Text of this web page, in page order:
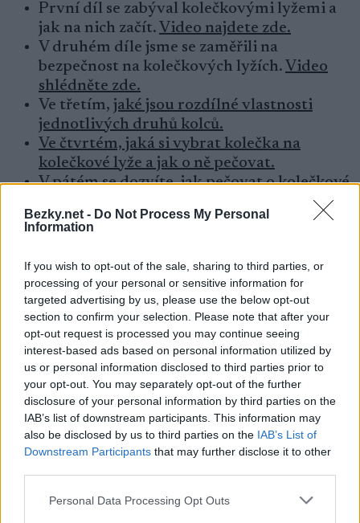
Bezky.net - Do Not Process My Personal
Information
If you wish to opt-out of the sale, sharing to third parties, or
processing of your personal or sensitive information for
targeted advertising by us, please use the below opt-out
section to confirm your selection. Please note that after your
opt-out request is processed you may continue seeing
interest-based ads based on personal information utilized by
us or personal information disclosed to third parties prior to
your opt-out. You may separately opt-out of the further
disclosure of your personal information by third parties on the
IAB’s list of downstream participants. This information may
also be disclosed by us to third parties on the IAB’s List of
Downstream Participants that may further disclose it to other
Please note that this website/app uses one or more Google
Personal Data Processing Opt Outs
První díl se zabýval kolečkovými lyžemi a
jak na nich začít. Video najdete zde.
V druhém díle jsme se zaměřili na
bezpečnost na kolečkových lyžích. Video
shlédněte zde.
Ve třetím, jaké jsou rozdílné vlastnosti
jednotlivých druhů kolců.
Ve čtvrtém, jaká si vybrat kolečka na
kolečkové lyže a jak o ně pečovat.
V pátém se dozvíte, jak pečovat o kolečkové
Pro mnoho lyžařů znamená květen začátek nové
sezóny a suché přípravy, ve které je trénink na
kolečkových lyžích nezbytnou součástí. Přestože
jsou kolečkové lyže nejspecifičtější formou
tréninku, může hrozit riziko zranění a nehod.
Tušíte, jak se nehodám vyvarovat? Znáte
pravidla jízdy na kolečkových lyžích v naší
republice?Čtěte více zde.
Pro některé z vás nastal čas obnovit svoji sbírku
kolečkových lyží, pro jiného koupit si své první
kolečkové lyže. Podívejte se na našeho průvodce